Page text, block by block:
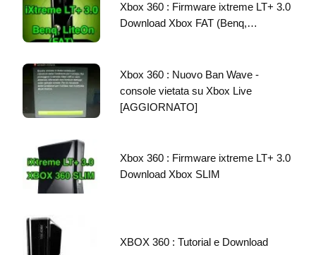
Xbox 360 : Firmware ixtreme LT+ 3.0
Download Xbox FAT (Benq,…
Xbox 360 : Nuovo Ban Wave -
console vietata su Xbox Live
[AGGIORNATO]
Xbox 360 : Firmware ixtreme LT+ 3.0
Download Xbox SLIM
XBOX 360 : Tutorial e Download